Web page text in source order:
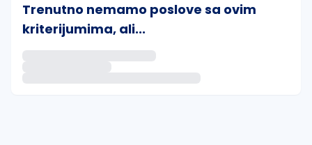
Trenutno nemamo poslove sa ovim
kriterijumima, ali...